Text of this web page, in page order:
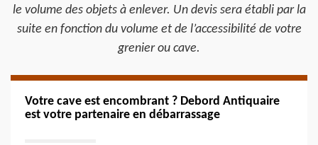
le volume des objets à enlever. Un devis sera établi par la
suite en fonction du volume et de l’accessibilité de votre
grenier ou cave.
Votre cave est encombrant ? Debord Antiquaire
est votre partenaire en débarrassage